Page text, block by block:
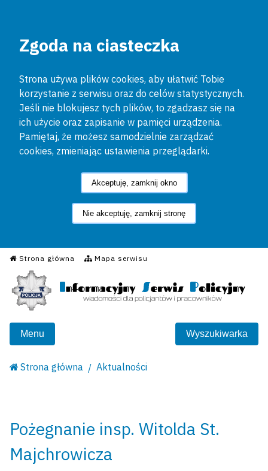
Zgoda na ciasteczka
Strona używa plików cookies, aby ułatwić Tobie
korzystanie z serwisu oraz do celów statystycznych.
Jeśli nie blokujesz tych plików, to zgadzasz się na
ich użycie oraz zapisanie w pamięci urządzenia.
Pamiętaj, że możesz samodzielnie zarządzać
cookies, zmieniając ustawienia przeglądarki.
Akceptuję, zamknij okno
Nie akceptuję, zamknij stronę
Strona główna Mapa serwisu
Informacyjny Serwis
Menu Wyszukiwarka
Strona główna Aktualności
Pożegnanie insp. Witolda St.
Majchrowicza